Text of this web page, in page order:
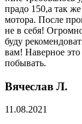
прадо 150,а так
мотора. После
не в себя!
буду
вам! Наверное
побывать.
Вячеслав Л.
11.08.2021